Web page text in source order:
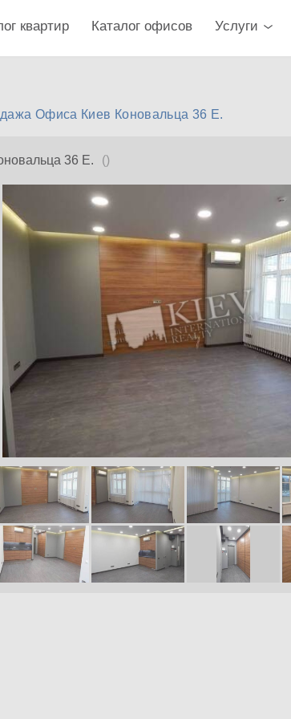
квартир Каталог офисов Услуги
Офиса Киев Коновальца 36 Е.
36 Е. ()